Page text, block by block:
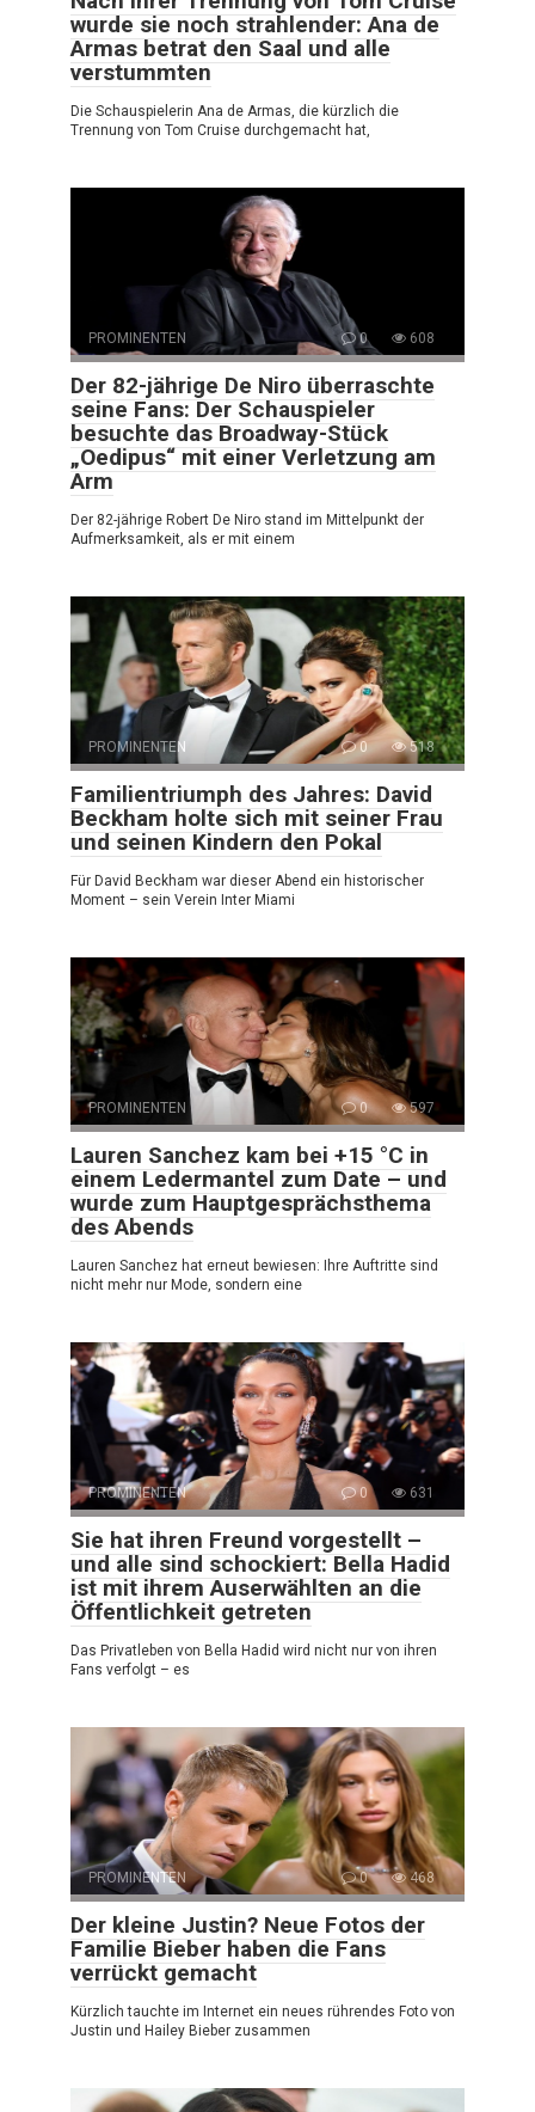
wurde sie noch strahlender: Ana de
Armas betrat den Saal und alle
verstummten
Die Schauspielerin Ana de Armas, die kürzlich die
Trennung von Tom Cruise durchgemacht hat,
PROMINENTEN 0 608
Der 82-jährige De Niro überraschte
seine Fans: Der Schauspieler
besuchte das Broadway-Stück
„Oedipus“ mit einer Verletzung am
Arm
Der 82-jährige Robert De Niro stand im Mittelpunkt der
Aufmerksamkeit, als er mit einem
PROMINENTEN 0 518
Familientriumph des Jahres: David
Beckham holte sich mit seiner Frau
und seinen Kindern den Pokal
Für David Beckham war dieser Abend ein historischer
Moment – sein Verein Inter Miami
PROMINENTEN 0 597
Lauren Sanchez kam bei +15 °C in
einem Ledermantel zum Date – und
wurde zum Hauptgesprächsthema
des Abends
Lauren Sanchez hat erneut bewiesen: Ihre Auftritte sind
nicht mehr nur Mode, sondern eine
PROMINENTEN 0 631
Sie hat ihren Freund vorgestellt –
und alle sind schockiert: Bella Hadid
ist mit ihrem Auserwählten an die
Öffentlichkeit getreten
Das Privatleben von Bella Hadid wird nicht nur von ihren
Fans verfolgt – es
PROMINENTEN 0 468
Der kleine Justin? Neue Fotos der
Familie Bieber haben die Fans
verrückt gemacht
Kürzlich tauchte im Internet ein neues rührendes Foto von
Justin und Hailey Bieber zusammen